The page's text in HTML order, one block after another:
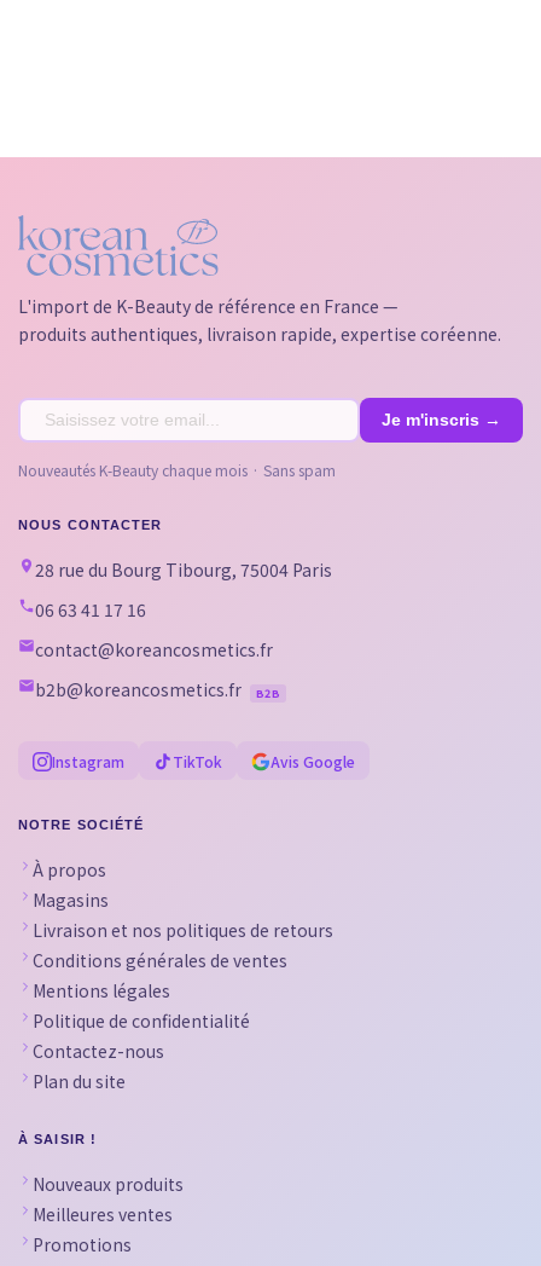
L'import de K-Beauty de référence en France —
produits authentiques, livraison rapide, expertise coréenne.
Nouveautés K-Beauty chaque mois · Sans spam
NOUS CONTACTER
28 rue du Bourg Tibourg, 75004 Paris
06 63 41 17 16
contact@koreancosmetics.fr
b2b@koreancosmetics.fr
B2B
Instagram TikTok Avis Google
NOTRE SOCIÉTÉ
À propos
Magasins
Livraison et nos politiques de retours
Conditions générales de ventes
Mentions légales
Politique de confidentialité
Contactez-nous
Plan du site
À SAISIR !
Nouveaux produits
Meilleures ventes
Promotions